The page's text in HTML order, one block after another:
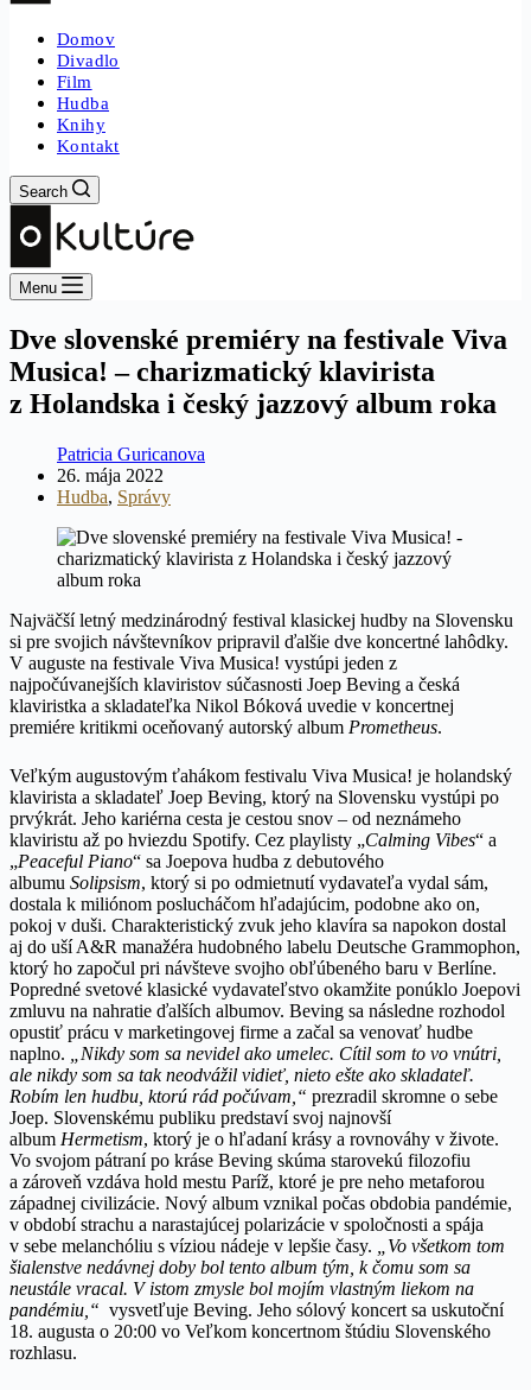
Domov
Divadlo
Film
Hudba
Knihy
Kontakt
Search
Menu
Dve slovenské premiéry na festivale Viva
Musica! – charizmatický klavirista
z Holandska i český jazzový album roka
Patricia Guricanova
26. mája 2022
Hudba, Správy
Najväčší letný medzinárodný festival klasickej hudby na Slovensku
si pre svojich návštevníkov pripravil ďalšie dve koncertné lahôdky.
V auguste na festivale Viva Musica! vystúpi jeden z
najpočúvanejších klaviristov súčasnosti Joep Beving a česká
klaviristka a skladateľka Nikol Bóková uvedie v koncertnej
premiére kritikmi oceňovaný autorský album Prometheus.
Veľkým augustovým ťahákom festivalu Viva Musica! je holandský
klavirista a skladateľ Joep Beving, ktorý na Slovensku vystúpi po
prvýkrát. Jeho kariérna cesta je cestou snov – od neznámeho
klaviristu až po hviezdu Spotify. Cez playlisty „Calming Vibes“ a
„Peaceful Piano“ sa Joepova hudba z debutového
albumu Solipsism, ktorý si po odmietnutí vydavateľa vydal sám,
dostala k miliónom poslucháčom hľadajúcim, podobne ako on,
pokoj v duši. Charakteristický zvuk jeho klavíra sa napokon dostal
aj do uší A&R manažéra hudobného labelu Deutsche Grammophon,
ktorý ho započul pri návšteve svojho obľúbeného baru v Berlíne.
Popredné svetové klasické vydavateľstvo okamžite ponúklo Joepovi
zmluvu na nahratie ďalších albumov. Beving sa následne rozhodol
opustiť prácu v marketingovej firme a začal sa venovať hudbe
naplno.
„Nikdy som sa nevidel ako umelec. Cítil som to vo vnútri,
ale nikdy som sa tak neodvážil vidieť, nieto ešte ako skladateľ.
Robím len hudbu, ktorú rád počúvam,“ prezradil skromne o sebe
Joep. Slovenskému publiku predstaví svoj najnovší
album Hermetism, ktorý je o hľadaní krásy a rovnováhy v živote.
Vo svojom pátraní po kráse Beving skúma starovekú filozofiu
a zároveň vzdáva hold mestu Paríž, ktoré je pre neho metaforou
západnej civilizácie. Nový album vznikal počas obdobia pandémie,
v období strachu a narastajúcej polarizácie v spoločnosti a spája
v sebe melanchóliu s víziou nádeje v lepšie časy.
„Vo všetkom tom
šialenstve nedávnej doby bol tento album tým, k čomu som sa
neustále vracal. V istom zmysle bol mojím vlastným liekom na
pandémiu,“ vysvetľuje Beving. Jeho sólový koncert sa uskutoční
18. augusta o 20:00 vo Veľkom koncertnom štúdiu Slovenského
rozhlasu.